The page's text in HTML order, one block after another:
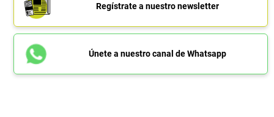
Regístrate a nuestro newsletter
Únete a nuestro canal de Whatsapp